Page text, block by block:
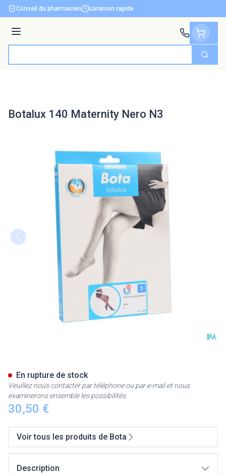
Aller au contenu
Conseil du pharmacien Livraison rapide
Menu
Botalux 140 Maternity Nero N3
30,50 €
En rupture de stock
Veuillez nous contacter par téléphone ou par e-mail et nous
examinerons ensemble les possibilités.
Voir tous les produits de Bota
Description